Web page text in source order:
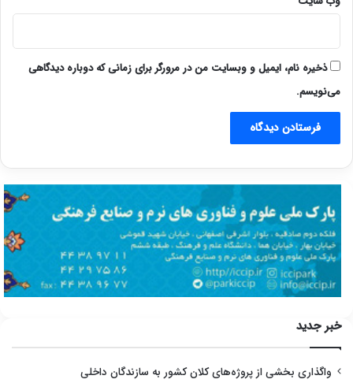
ذخیره نام، ایمیل و وبسایت من در مرورگر برای زمانی که دوباره دیدگاهی
می‌نویسم.
خبر جدید
واگذاری بخشی از پروژه‌های کلان کشور به سازندگان داخلی